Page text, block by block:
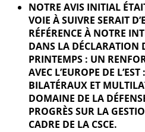
NOTRE AVIS INITIAL
VOIE À SUIVRE SERAIT
RÉFÉRENCE À NOTRE
DANS LA DÉCLARATION
PRINTEMPS : UN
AVEC L’EUROPE DE
BILATÉRAUX ET
DOMAINE DE LA
PROGRÈS SUR LA
CADRE DE LA CSCE.